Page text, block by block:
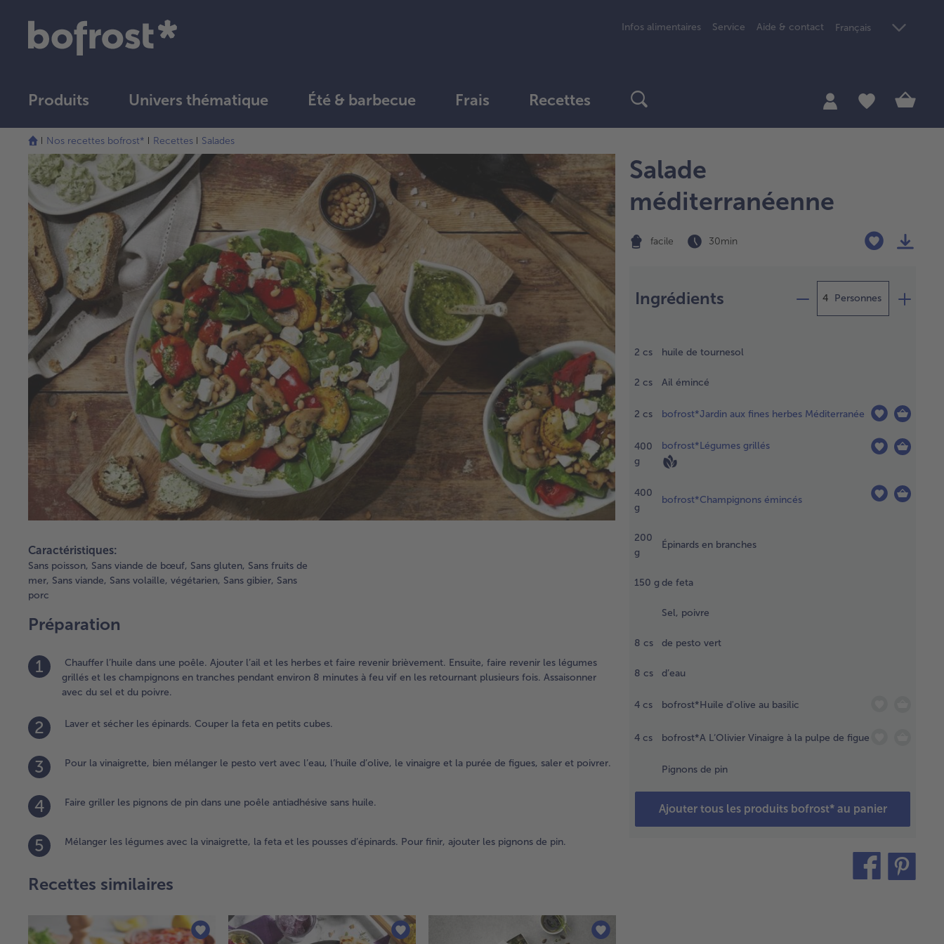
Infos alimentaires Service Aide & contact Français
Produits Univers thématique Été & barbecue Frais Recettes
Nos recettes bofrost* Recettes Salades
Salade
méditerranéenne
facile 30 min
Ingrédients Personnes
2 cs huile de tournesol
2 cs Ail émincé
2 cs bofrost*Jardin aux fines herbes Méditerranée
400
g
bofrost*Légumes grillés
400
g
bofrost*Champignons émincés
200
g
Épinards en branches
150 g de feta
Sel, poivre
8 cs de pesto vert
8 cs d’eau
4 cs bofrost*Huile d'olive au basilic
4 cs bofrost*A L‘Olivier Vinaigre à la pulpe de figue
Pignons de pin
Ajouter tous les produits bofrost* au panier
Chauffer
une poêle.
Ajouter l’ail
et les herbes
et faire
revenir
Ensuite, faire
revenir les
grillés et les
champignons
en tranches
pendant
environ 8
feu vif en les
Assaisonner
et du poivre.
Laver et
le pesto
teilen
Caractéristiques:
Sans poisson, Sans viande de bœuf, Sans gluten, Sans fruits de
mer, Sans viande, Sans volaille, végétarien, Sans gibier, Sans
porc
Préparation
1
Chauffer l’huile dans une poêle. Ajouter l’ail et les herbes et faire revenir brièvement. Ensuite, faire revenir les légumes
grillés et les champignons en tranches pendant environ 8 minutes à feu vif en les retournant plusieurs fois. Assaisonner
avec du sel et du poivre.
2 Laver et sécher les épinards. Couper la feta en petits cubes.
3 Pour la vinaigrette, bien mélanger le pesto vert avec l’eau, l’huile d’olive, le vinaigre et la purée de figues, saler et poivrer.
4 Faire griller les pignons de pin dans une poêle antiadhésive sans huile.
5 Mélanger les légumes avec la vinaigrette, la feta et les pousses d’épinards. Pour finir, ajouter les pignons de pin.
Recettes similaires